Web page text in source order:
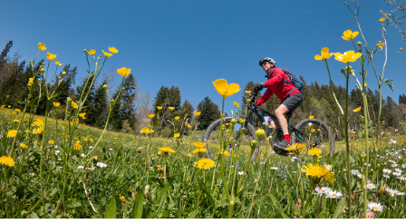
Как рассказали «ВМ» в пресс-службе ЦОДД,
веломаршрут «Зеленое кольцо» соединит зеленые
зоны, метро, МЦД и МЦК по всей Москве.
Протяженность такого маршрута составит 120
километров:
СПОРТ ОТДЫХ
ВЕЛОСИПЕДЫ
САМОКАТЫ
МОСКВА